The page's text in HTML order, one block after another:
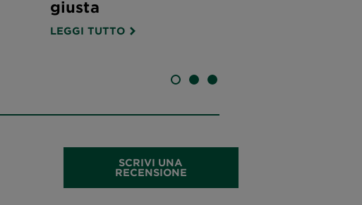
giusta
LEGGI TUTTO
SLIDE 1
SLIDE 2SLIDE 3
SCRIVI UNA
RECENSIONE